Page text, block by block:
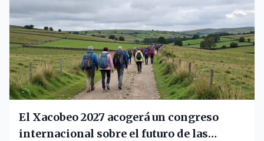
El Xacobeo 2027 acogerá un congreso
internacional sobre el futuro de las